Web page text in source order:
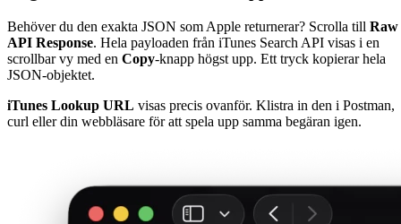
Behöver du den exakta JSON som Apple returnerar? Scrolla till Raw
API Response. Hela payloaden från iTunes Search API visas i en
scrollbar vy med en Copy-knapp högst upp. Ett tryck kopierar hela
JSON-objektet.
iTunes Lookup URL visas precis ovanför. Klistra in den i Postman,
curl eller din webbläsare för att spela upp samma begäran igen.